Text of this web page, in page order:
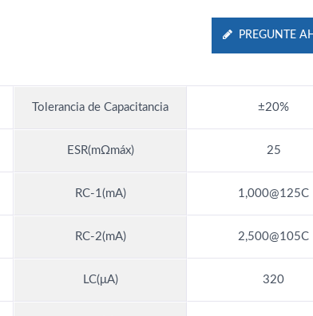
PREGUNTE
Tolerancia de Capacitancia ±20%
ESR(mΩmáx) 25
RC-1(mA) 1,000@125C
RC-2(mA) 2,500@105C
LC(μA) 320